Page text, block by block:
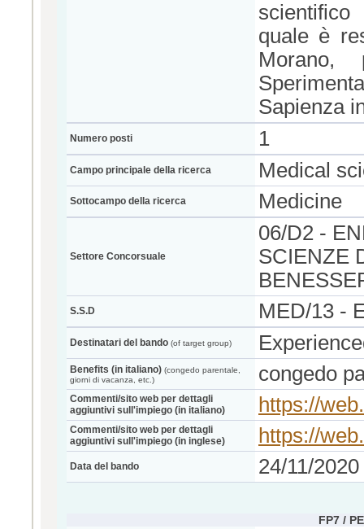
quale è
Morano,
Sapienza
Numero posti 1
Campo principale della ricerca Medical
Sottocampo della ricerca Medicine
Settore Concorsuale
06/D2 -
SCIENZE
S.S.D MED/13 -
Destinatari del bando (of target group)
Benefits (in italiano) (congedo parentale,
giorni di vacanza, etc.)
congedo
Commenti/sito web per dettagli
aggiuntivi sull'impiego (in italiano)
https://
Commenti/sito web per dettagli
aggiuntivi sull'impiego (in inglese)
https://
Data del bando 24/11/2020
FP7 /